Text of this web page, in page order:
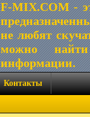
F-MIX.COM -
не любят
можно
информации.
Контакты